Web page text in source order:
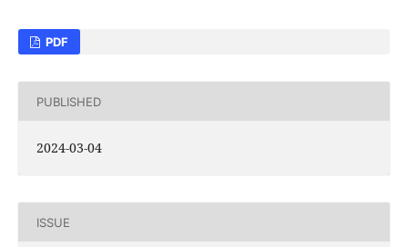
PDF
PUBLISHED
2024-03-04
ISSUE